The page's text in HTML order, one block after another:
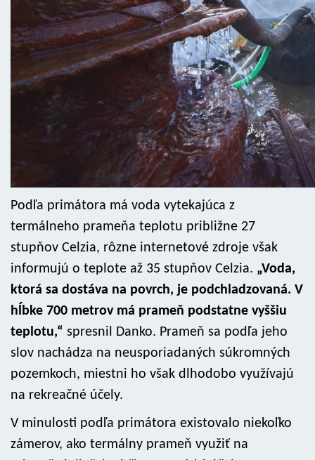
Podľa primátora má voda vytekajúca z
termálneho prameňa teplotu približne 27
stupňov Celzia, rôzne internetové zdroje však
informujú o teplote až 35 stupňov Celzia. „Voda,
ktorá sa dostáva na povrch, je podchladzovaná. V
hĺbke 700 metrov má prameň podstatne vyššiu
teplotu,“ spresnil Danko. Prameň sa podľa jeho
slov nachádza na neusporiadaných súkromných
pozemkoch, miestni ho však dlhodobo využívajú
na rekreačné účely.
V minulosti podľa primátora existovalo niekoľko
zámerov, ako termálny prameň využiť na